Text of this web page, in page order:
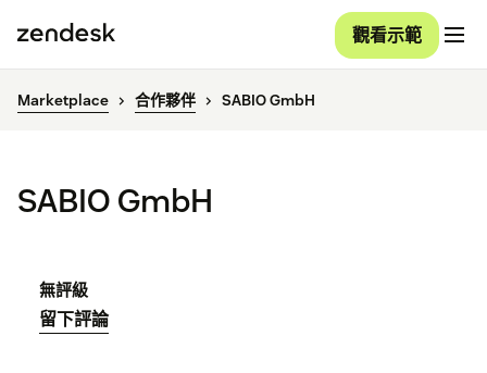
觀看示範
Marketplace 合作夥伴 SABIO GmbH
SABIO GmbH
無評級
留下評論